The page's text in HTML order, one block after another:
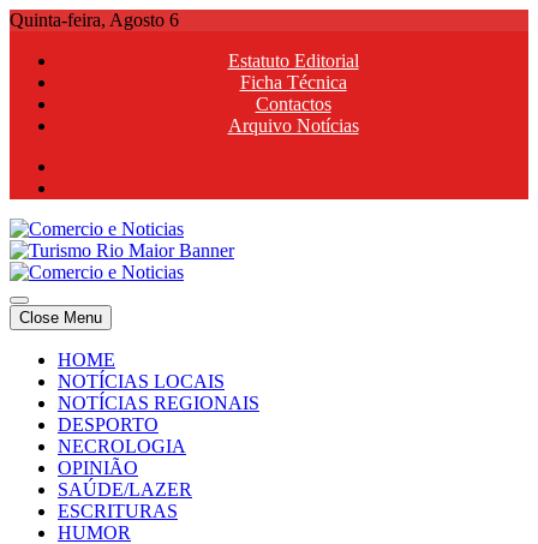
Skip
content
Quinta-feira, Agosto 6
Estatuto Editorial
Ficha Técnica
Contactos
Arquivo Notícias
Comercio e Noticias
Notícias e Publicidade Online
Comercio e Noticias
Notícias e Publicidade Online
Close Menu
HOME
NOTÍCIAS LOCAIS
NOTÍCIAS REGIONAIS
DESPORTO
NECROLOGIA
OPINIÃO
SAÚDE/LAZER
ESCRITURAS
HUMOR